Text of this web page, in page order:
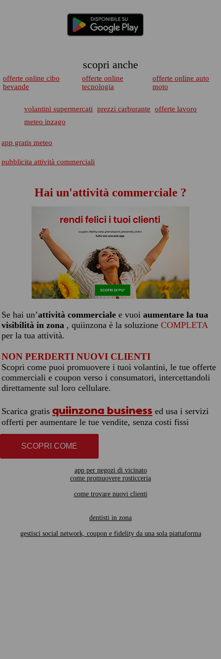
scopri anche
offerte online cibo
bevande
offerte online
tecnologia
offerte online auto
moto
volantini supermercati prezzi carburante
offerte lavoro
meteo inzago
app gratis meteo
pubblicita attività commerciali
Hai un'attività commerciale ?
Se hai un’attività commerciale e vuoi aumentare la tua
visibilità in zona , quiinzona è la soluzione COMPLETA
per la tua attività.
NON PERDERTI NUOVI CLIENTI
Scopri come puoi promuovere i tuoi volantini, le tue offerte
commerciali e coupon verso i consumatori, intercettandoli
direttamente sul loro cellulare.
Scarica gratis quiinzona business ed usa i servizi
offerti per aumentare le tue vendite, senza costi fissi
SCOPRI COME
app per negozi di vicinato
come promuovere rosticceria
come trovare nuovi clienti
dentisti in zona
gestisci social network, coupon e fidelity da una sola piattaforma